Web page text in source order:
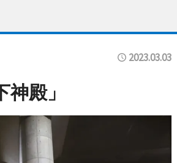
2023.03.03
殿」